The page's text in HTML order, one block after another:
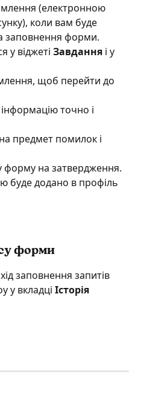
(електронною
коли вам буде
заповнення форми.
у віджеті Завдання і у
щоб перейти до
точно і
предмет помилок і
форму на затвердження.
буде додано в профіль
форми
заповнення запитів
у вкладці Історія